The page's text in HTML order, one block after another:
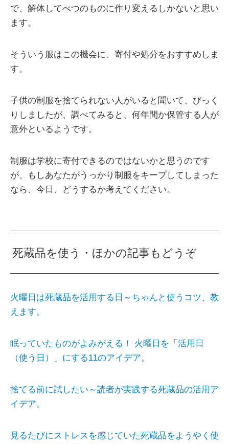
で、解体してべつのものに作り変えるしかないと思い
ます。
そういう服はこの機会に、寄付や処分をおすすめしま
す。
子供の制服を捨てられない人がいると聞いて、びっく
りしましたが、調べてみると、何年間か保管する人が
意外といるようです。
制服は学校に寄付できるのではないかと思うのです
が、もしあなたがうっかり制服をキープしてしまった
なら、今日、どうするか考えてください。
死蔵品を使う・ほかの記事もどうぞ
火曜日は死蔵品を活用する日～ちゃんと使うコツ、教
えます。
眠っていたものがよみがえる！ 火曜日を「活用日
（使う日）」にする11のアイデア。
捨てる前に試したい～読者が実践する死蔵品の活用ア
イデア。
見るたびにストレスを感じていた死蔵品をようやく使